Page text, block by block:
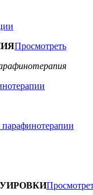
Просмотреть